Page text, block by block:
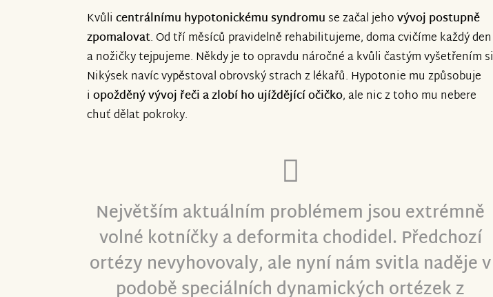
Kvůli centrálnímu hypotonickému syndromu se začal jehovývoj postupně
zpomalovat. Od tří měsíců pravidelně rehabilitujeme, doma cvičíme každý den
a nožičky tejpujeme. Někdy je to opravdu náročné a kvůli častým vyšetřením si
Nikýsek navíc vypěstoval obrovský strach z lékařů. Hypotonie mu způsobuje
i opožděný vývoj řeči a zlobí ho ujíždějící očičko, ale nic z toho mu nebere
chuť dělat pokroky.
Největším aktuálním problémem jsou extrémně
volné kotníčky a deformita chodidel. Předchozí
ortézy nevyhovovaly, ale nyní nám svitla naděje v
podobě speciálních dynamických ortézek z